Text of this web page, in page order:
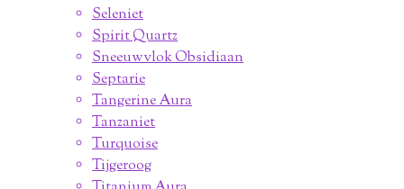
Seleniet
Spirit Quartz
Sneeuwvlok Obsidiaan
Septarie
Tangerine Aura
Tanzaniet
Turquoise
Tijgeroog